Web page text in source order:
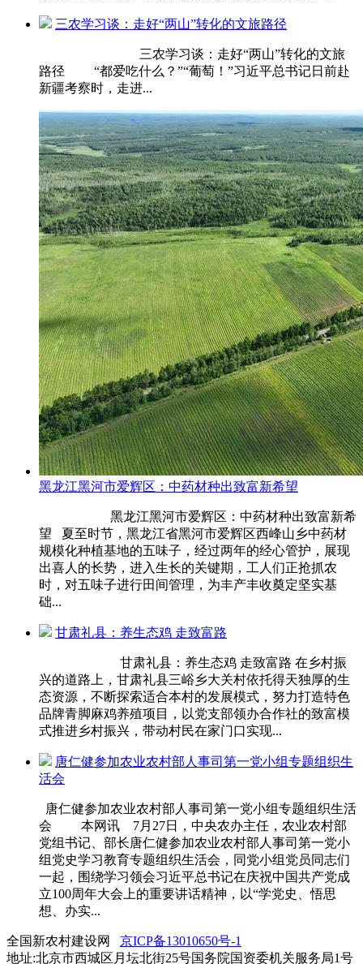
三农学习谈：走好“两山”转化的文旅路径
三农学习谈：走好“两山”转化的文旅
路径 “都爱吃什么？”“葡萄！”习近平总书记日前赴
新疆考察时，走进...
黑龙江黑河市爱辉区：中药材种出致富新希望
黑龙江黑河市爱辉区：中药材种出致富新希
望 夏至时节，黑龙江省黑河市爱辉区西峰山乡中药材
规模化种植基地的五味子，经过两年的经心管护，展现
出喜人的长势，进入生长的关键期，工人们正抢抓农
时，对五味子进行田间管理，为丰产丰收奠定坚实基
础...
甘肃礼县：养生态鸡 走致富路
甘肃礼县：养生态鸡 走致富路 在乡村振
兴的道路上，甘肃礼县三峪乡大关村依托得天独厚的生
态资源，不断探索适合本村的发展模式，努力打造特色
品牌青脚麻鸡养殖项目，以党支部领办合作社的致富模
式推进乡村振兴，带动村民在家门口实现...
唐仁健参加农业农村部人事司第一党小组专题组织生
活会
唐仁健参加农业农村部人事司第一党小组专题组织生活
会 本网讯 7月27日，中央农办主任，农业农村部
党组书记、部长唐仁健参加农业农村部人事司第一党小
组党史学习教育专题组织生活会，同党小组党员同志们
一起，围绕学习领会习近平总书记在庆祝中国共产党成
立100周年大会上的重要讲话精神，以“学党史、悟思
想、办实...
全国新农村建设网 京ICP备13010650号-1
地址:北京市西城区月坛北街25号国务院国资委机关服务局1号